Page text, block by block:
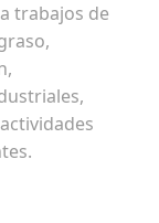
trabajos de